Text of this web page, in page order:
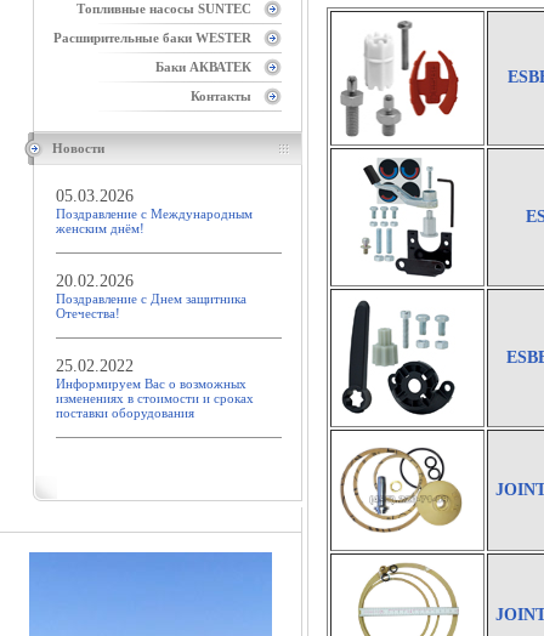
Топливные насосы SUNTEC
Расширительные баки WESTER
Баки АКВАТЕК
Контакты
Новости
05.03.2026
Поздравление с Международным
женским днём!
20.02.2026
Поздравление с Днем защитника
Отечества!
25.02.2022
Информируем Вас о возможных
изменениях в стоимости и сроках
поставки оборудования